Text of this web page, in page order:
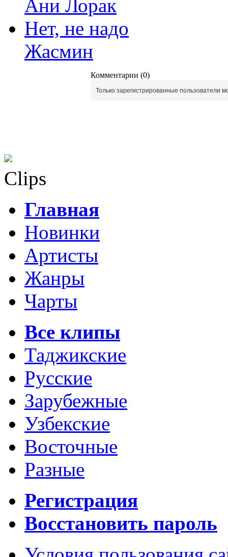
Ани Лорак
Нет, не надо
Жасмин
Комментарии (0)
Только зарегистрированные пользователи
Clips
Главная
Новинки
Артисты
Жанры
Чарты
Все клипы
Таджикские
Русские
Зарубежные
Узбекские
Восточные
Разные
Регистрация
Восстановить пароль